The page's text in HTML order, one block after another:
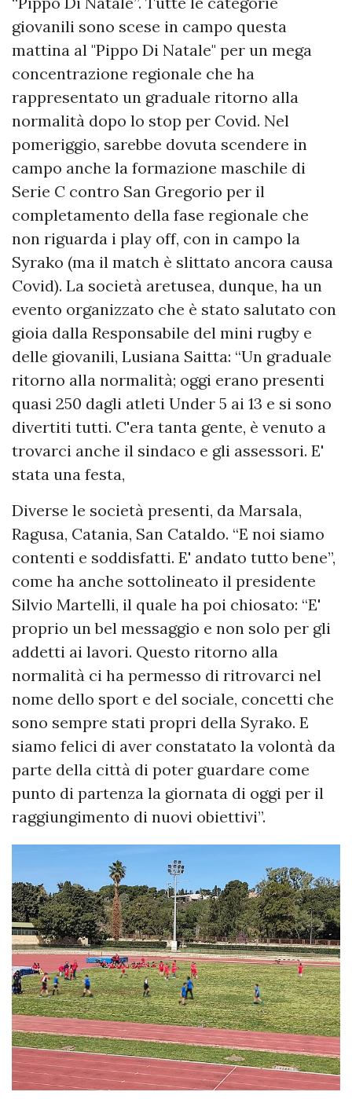
giovanili sono scese in campo questa
mattina al "Pippo Di Natale" per un mega
concentrazione regionale che ha
rappresentato un graduale ritorno alla
normalità dopo lo stop per Covid. Nel
pomeriggio, sarebbe dovuta scendere in
campo anche la formazione maschile di
Serie C contro San Gregorio per il
completamento della fase regionale che
non riguarda i play off, con in campo la
Syrako (ma il match è slittato ancora causa
Covid). La società aretusea, dunque, ha un
evento organizzato che è stato salutato con
gioia dalla Responsabile del mini rugby e
delle giovanili, Lusiana Saitta: “Un graduale
ritorno alla normalità; oggi erano presenti
quasi 250 dagli atleti Under 5 ai 13 e si sono
divertiti tutti. C'era tanta gente, è venuto a
trovarci anche il sindaco e gli assessori. E'
stata una festa,
Diverse le società presenti, da Marsala,
Ragusa, Catania, San Cataldo. “E noi siamo
contenti e soddisfatti. E' andato tutto bene”,
come ha anche sottolineato il presidente
Silvio Martelli, il quale ha poi chiosato: “E'
proprio un bel messaggio e non solo per gli
addetti ai lavori. Questo ritorno alla
normalità ci ha permesso di ritrovarci nel
nome dello sport e del sociale, concetti che
sono sempre stati propri della Syrako. E
siamo felici di aver constatato la volontà da
parte della città di poter guardare come
punto di partenza la giornata di oggi per il
raggiungimento di nuovi obiettivi”.